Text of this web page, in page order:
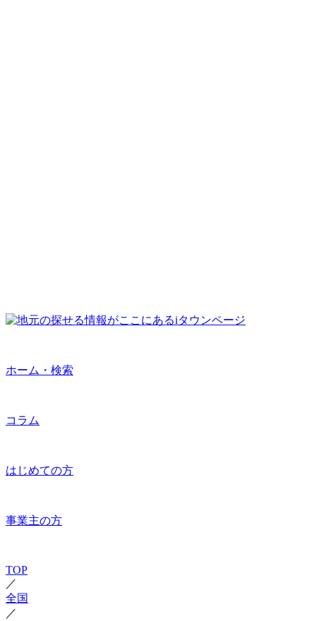
ホーム・検索
コラム
はじめての方
事業主の方
TOP
／
全国
／